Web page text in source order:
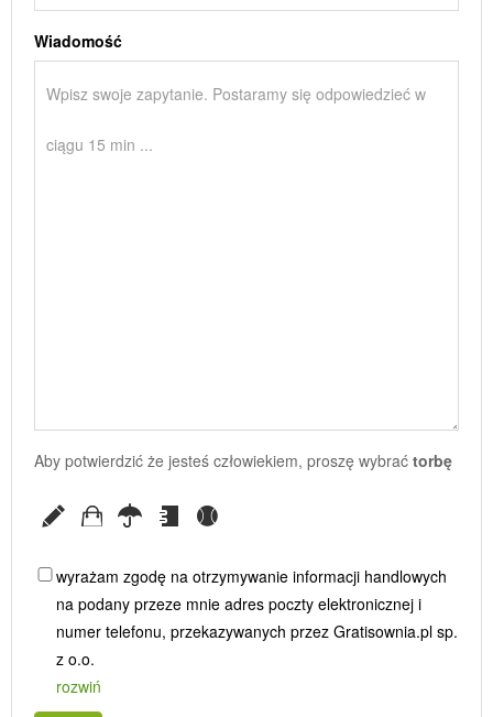
Wiadomość
Aby potwierdzić że jesteś człowiekiem, proszę wybrać torbę
wyrażam zgodę na otrzymywanie informacji handlowych
na podany przeze mnie adres poczty elektronicznej i
numer telefonu, przekazywanych przez Gratisownia.pl sp.
z o.o.
rozwiń